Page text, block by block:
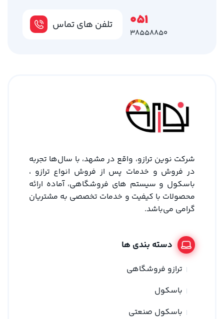
تلفن های تماس 051
38558850
شرکت نوین ترازو، واقع در مشهد، با سال‌ها تجربه
در فروش و خدمات پس از فروش انواع ترازو ،
باسکول و سیستم های فروشگاهی، آماده ارائه
محصولات با کیفیت و خدمات تخصصی به مشتریان
گرامی می‌باشد.
دسته بندی ها
ترازو فروشگاهی
باسکول
باسکول صنعتی